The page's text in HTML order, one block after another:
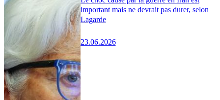
important mais ne devrait pas durer, selon
Lagarde
23.06.2026